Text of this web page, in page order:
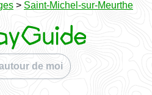
> Saint-Michel-sur-Meurthe
de moi